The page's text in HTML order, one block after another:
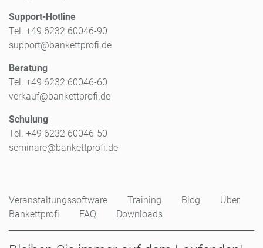
Support-Hotline
Tel. +49 6232 60046-90
support@bankettprofi.de
Beratung
Tel. +49 6232 60046-60
verkauf@bankettprofi.de
Schulung
Tel. +49 6232 60046-50
seminare@bankettprofi.de
Veranstaltungssoftware Training Blog
Über
Bankettprofi
FAQ Downloads